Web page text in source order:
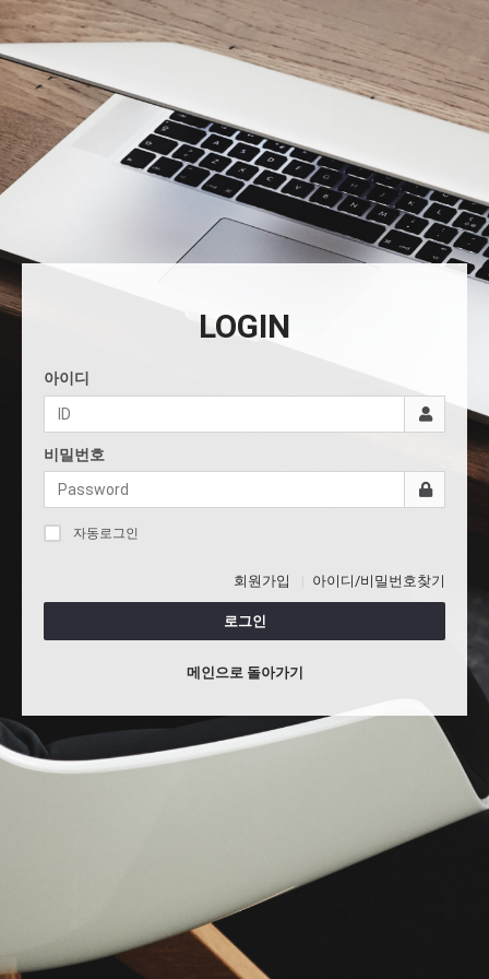
LOGIN
아이디
비밀번호
자동로그인
회원가입 아이디/비밀번호찾기
로그인
메인으로 돌아가기